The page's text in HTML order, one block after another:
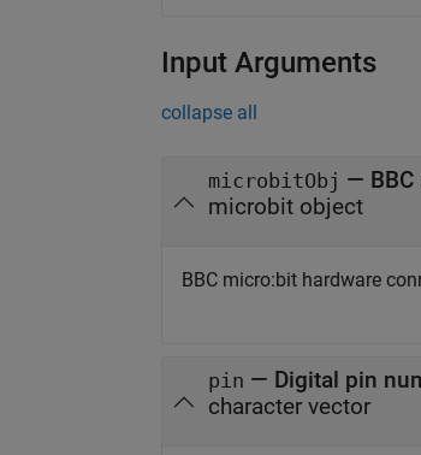
Input Arguments
collapse all
microbitObj —
microbit object
BBC micro:bit hardware
pin — Digital pin
character vector